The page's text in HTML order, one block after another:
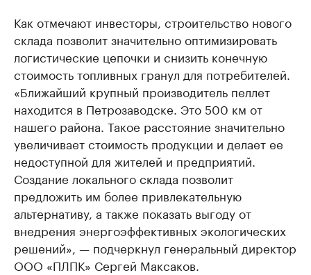
Как отмечают инвесторы, строительство нового
склада позволит значительно оптимизировать
логистические цепочки и снизить конечную
стоимость топливных гранул для потребителей.
«Ближайший крупный производитель пеллет
находится в Петрозаводске. Это 500 км от
нашего района. Такое расстояние значительно
увеличивает стоимость продукции и делает ее
недоступной для жителей и предприятий.
Создание локального склада позволит
предложить им более привлекательную
альтернативу, а также показать выгоду от
внедрения энергоэффективных экологических
решений», — подчеркнул генеральный директор
ООО «ПЛПК» Сергей Максаков.